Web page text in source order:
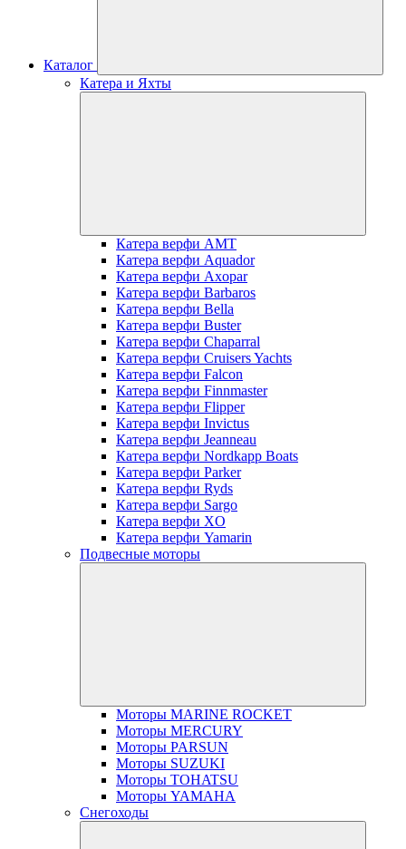
Каталог
Катера и Яхты
Катера верфи AMT
Катера верфи Aquador
Катера верфи Axopar
Катера верфи Barbaros
Катера верфи Bella
Катера верфи Buster
Катера верфи Chaparral
Катера верфи Cruisers Yachts
Катера верфи Falcon
Катера верфи Finnmaster
Катера верфи Flipper
Катера верфи Invictus
Катера верфи Jeanneau
Катера верфи Nordkapp Boats
Катера верфи Parker
Катера верфи Ryds
Катера верфи Sargo
Катера верфи XO
Катера верфи Yamarin
Подвесные моторы
Моторы MARINE ROCKET
Моторы MERCURY
Моторы PARSUN
Моторы SUZUKI
Моторы TOHATSU
Моторы YAMAHA
Снегоходы